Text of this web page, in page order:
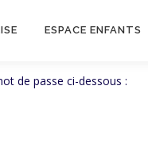
ESPACE ENFANTS
de passe ci-dessous :